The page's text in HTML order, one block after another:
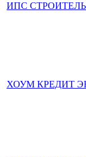
ИПС
ХОУМ КРЕДИТ